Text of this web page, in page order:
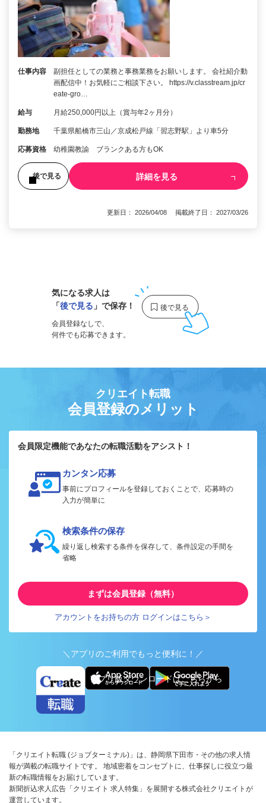
仕事内容
副担任としての業務と事務業務をお願いします。 会社紹介動
画配信中！お気軽にご相談下さい。 https://v.classtream.jp/cr
eate-gro…
給与 月給250,000円以上（賞与年2ヶ月分）
勤務地 千葉県船橋市三山／京成松戸線「習志野駅」より車5分
応募資格 幼稚園教諭 ブランクある方もOK
後で見る 詳細を見る
更新日： 2026/04/08 掲載終了日： 2027/03/26
気になる求人は
「後で見る 」で保存！
会員登録なしで、
何件でも応募できます。
クリエイト転職
会員登録のメリット
会員限定機能であなたの転職活動をアシスト！
カンタン応募
事前にプロフィールを登録しておくことで、応募時の
入力が簡単に
検索条件の保存
繰り返し検索する条件を保存して、条件設定の手間を
省略
まずは会員登録（無料）
アカウントをお持ちの方 ログインはこちら＞
＼アプリのご利用でもっと便利に！／
アプリ版ダウンロードはこちらから
「クリエイト転職 (ジョブターミナル)」は、静岡県下田市・その他の求人情
報が満載の転職サイトです。 地域密着をコンセプトに、仕事探しに役立つ最
新の転職情報をお届けしています。
新聞折込求人広告「クリエイト 求人特集」を展開する株式会社クリエイトが
運営しています。